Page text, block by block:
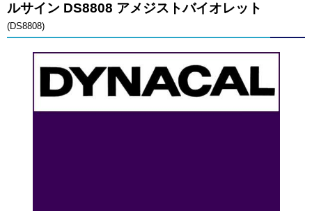
ルサイン DS8808 アメジストバイオレット
(DS8808)